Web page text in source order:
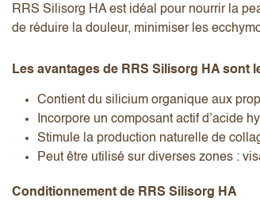
RRS Silisorg HA est idéal pour nourrir la
de réduire la douleur, minimiser les
Les avantages de RRS Silisorg HA sont
Contient du silicium organique aux
Incorpore un composant actif d’acide
Stimule la production naturelle de
Peut être utilisé sur diverses zones :
Conditionnement de RRS Silisorg HA
J’accepte les termes et conditions